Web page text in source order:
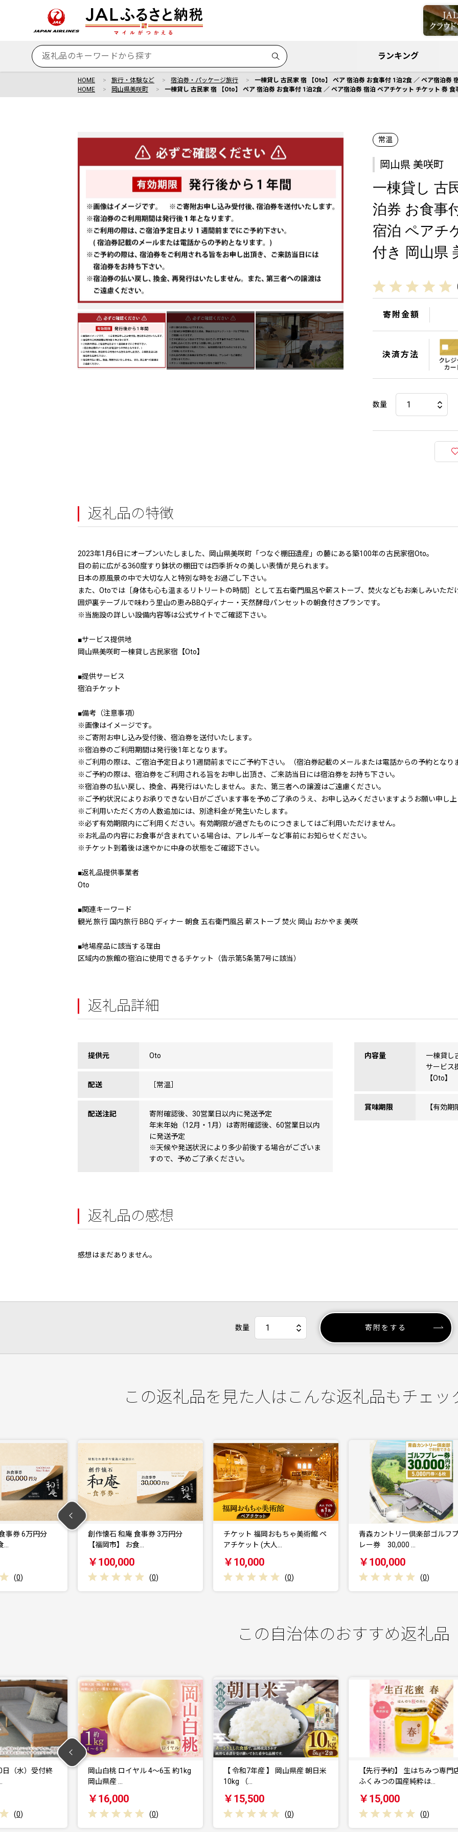
ランキング
HOME 旅行・体験など 宿泊券・パッケージ旅行
一棟貸し 古民家 宿 【Oto】 ペア 宿泊券 お食事付 1泊2食 ／ ペア宿泊券
HOME
岡山県美咲町 一棟貸し 古民家 宿 【Oto】 ペア 宿泊券 お食事付 1泊2食 ／ ペア宿泊券 宿泊 ペアチケット チケット 券 食
常温
岡山県 美咲町
一棟貸し 古
泊券 お食事
宿泊 ペアチ
付き 岡山県
寄附金額
決済方法
数量
返礼品の特徴
2023年1月6日にオープンいたしました、岡山県美咲町「つなぐ棚田遺産」の麓にある築100年の古民家宿Oto。
目の前に広がる360度すり鉢状の棚田では四季折々の美しい表情が見られます。
日本の原風景の中で大切な人と特別な時をお過ごし下さい。
また、Otoでは［身体も心も温まるリトリートの時間］として五右衛門風呂や薪ストーブ、焚火などもお楽しみいただ
囲炉裏テーブルで味わう里山の恵みBBQディナー・天然酵母パンセットの朝食付きプランです。
※当施設の詳しい設備内容等は公式サイトでご確認下さい。
■サービス提供地
岡山県美咲町一棟貸し古民家宿【Oto】
■提供サービス
宿泊チケット
■備考（注意事項）
※画像はイメージです。
※ご寄附お申し込み受付後、宿泊券を送付いたします。
※宿泊券のご利用期間は発行後1年となります。
※ご利用の際は、ご宿泊予定日より1週間前までにご予約下さい。（宿泊券記載のメールまたは電話からの予約となり
※ご予約の際は、宿泊券をご利用される旨をお申し出頂き、ご来訪当日には宿泊券をお持ち下さい。
※宿泊券の払い戻し、換金、再発行はいたしません。また、第三者への譲渡はご遠慮ください。
※ご予約状況によりお承りできない日がございます事を予めご了承のうえ、お申し込みくださいますようお願い申し
※ご利用いただく方の人数追加には、別途料金が発生いたします。
※必ず有効期限内にご利用ください。有効期限が過ぎたものにつきましてはご利用いただけません。
※お礼品の内容にお食事が含まれている場合は、アレルギーなど事前にお知らせください。
※チケット到着後は速やかに中身の状態をご確認下さい。
■返礼品提供事業者
Oto
■関連キーワード
観光 旅行 国内旅行 BBQ ディナー 朝食 五右衛門風呂 薪ストーブ 焚火 岡山 おかやま 美咲
■地場産品に該当する理由
区域内の旅館の宿泊に使用できるチケット（告示第5条第7号に該当）
返礼品詳細
提供元 Oto
配送 ［常温］
配送注記
寄附確認後、30営業日以内に発送予定
年末年始（12月・1月）は寄附確認後、60営業日以内
に発送予定
※天候や発送状況により多少前後する場合がございま
すので、予めご了承ください。
内容量
一棟貸し
サービス
【Oto】
賞味期限 【有効
返礼品の感想
感想はまだありません。
数量 寄附をする
この返礼品を見た人はこんな返礼品もチェッ
事券 3万円分
…
(0)
チケット 福岡おもちゃ美術館 ペ
アチケット (大人…
￥10,000
(0)
青森カントリー倶楽部ゴルフプ
レー券 30,000 …
￥100,000
(0)
青森カントリー倶楽部ゴルフ
レー券 20,000円…
￥67,000
(0)
この自治体のおすすめ返礼品
ル 4〜6玉 約1kg
(0
【 令和7年産 】 岡山県産 朝日米
10kg （…
￥15,500
(0
【先行予約】 生はちみつ専門店
ふくみつの国産純粋は…
￥15,000
(0
シャインマスカット 約2.0kg
（2～5房） …
￥19,000
(0